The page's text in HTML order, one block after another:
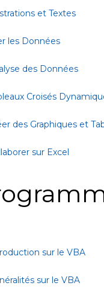
et Textes
les Données
des Données
Croisés
des Graphiques et
sur Excel
sur le VBA
sur le VBA